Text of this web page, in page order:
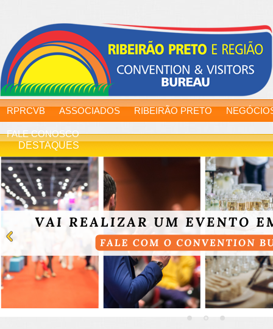
RPRCVB ASSOCIADOS RIBEIRÃO PRETO
FALE CONOSCO
DESTAQUES